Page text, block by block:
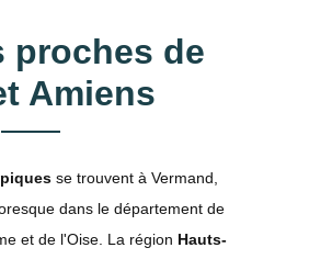
proches de
Amiens
se trouvent à Vermand,
dans le département de
et de l'Oise. La région Hauts-